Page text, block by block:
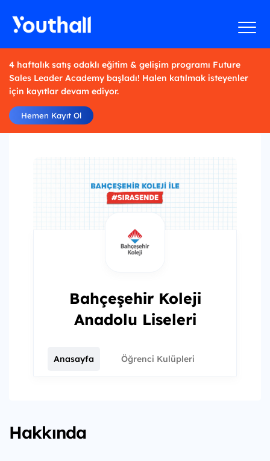
4 haftalık satış odaklı eğitim & gelişim programı Future
Sales Leader Academy başladı! Halen katılmak isteyenler
için kayıtlar devam ediyor.
Hemen Kayıt Ol
Bahçeşehir Koleji
Anadolu Liseleri
Anasayfa Öğrenci Kulüpleri
Hakkında